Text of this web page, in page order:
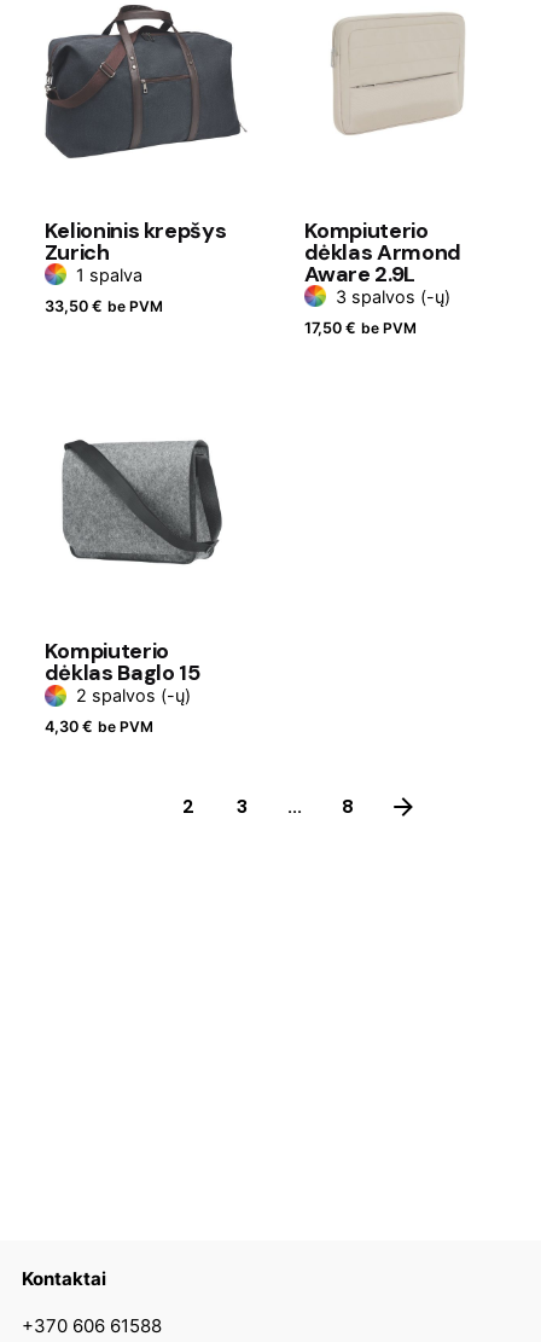
Kelioninis krepšys
Zurich
1 spalva
33,50 € be PVM
Kompiuterio
dėklas Armond
Aware 2.9L
3 spalvos (-ų)
17,50 € be PVM
Kompiuterio
dėklas Baglo 15
2 spalvos (-ų)
4,30 € be PVM
2 3 ... 8
Kontaktai
+370 606 61588